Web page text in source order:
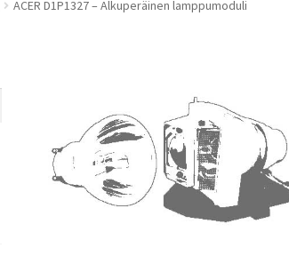
ACER D1P1327 – Alkuperäinen lamppumoduli